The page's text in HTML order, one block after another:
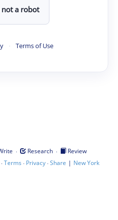
not a robot
· Terms of Use
· Research ·
Review
Terms · Privacy·Share | New York